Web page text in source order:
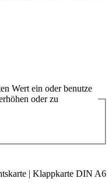
Wert ein oder benutze
oder zu